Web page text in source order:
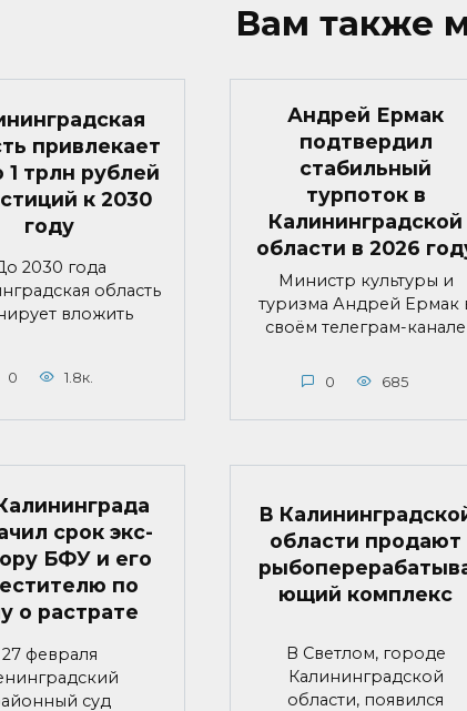
Вам также
привлекает
1 трлн рублей
к 2030
году
2030 года
область
вложить
0 1.8к.
Андрей Ермак
подтвердил
стабильный
турпоток в
Калининградской
области в 2026
Министр культуры и
туризма Андрей Ермак
своём телеграм-канале
0 685
срок экс-
БФУ и его
по
о растрате
27 февраля
суд
В
области продают
ющий комплекс
В Светлом, городе
Калининградской
области, появился